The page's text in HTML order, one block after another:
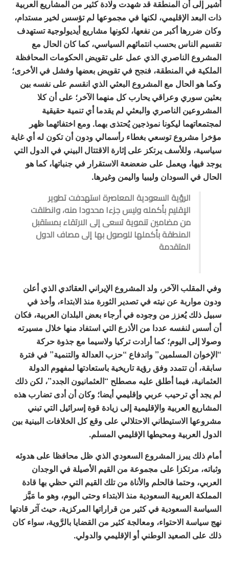
أشير إلى أن المنطقة قد شهدت ولادة كثير من المشاريع العربية
ذات البعد الإقليمي، لكنها في مجموعها لم تؤسس لخير مستدام،
وكان ضررها أكبر من نفعها، لكونها مشاريع أيديولوجية تستهدف
تقسيم الناس بحسب انتمائهم السياسي، كما كان الحال مع
المشروع الناصري الذي عمل على تقويض الحكومات المحافظة
الملكية في المنطقة، فنجح في تقويض بعضها وفشل في الأخرى؛
وكما هو الحال مع المشروع البعثي الذي انقسم على نفسه بين
بعثين سوري وعراقي يحارب كل منهما الآخر؛ على أن كلا
المشروعين الناصري والبعثي لم يقدما أي تنمية حقيقية
لمجتمعاتهما ليكونا نموذجين يُحتذى بهما. ومع اختفائهما ظهر
مؤخرا مشروع توسعي بغطاء رأسمالي ودون أن تكون له أي غاية
سياسية، وللأسف يرتكز على إثارة الاقتتال البيني في الدول التي
يوجد فيها، ويعمل على ضعضعة الاستقرار في جنباتها، كما هو
الحال في السودان وليبيا واليمن وغيرها.
الرؤية السعودية المعاصرة استهدفت تطوير
الإقليم بأكمله وليس جزءا محدودا منه، وانطلقت
من مضامين تنموية تسعى إلى الارتقاء بمستقبل
المنطقة بأكملها للوصول بها إلى مصاف الدول
المتقدمة
وفي المقلب الآخر، ولد المشروع الإيراني العقائدي الذي أعلن
ودون مواربة عن نيته في تصدير الثورة منذ الابتداء، وأخذ في
سبيل ذلك يُعزز من وجوده في أرجاء بعض البلدان العربية، فكان
أن أسس لنفسه عددا من الأذرع التي استفاد منها خلال مسيرته
وصولا إلى اليوم؛ كما أرادت تركيا ولاسيما مع جذوة حركة
“الإخوان المسلمين” واندفاع “حزب العدالة والتنمية” في فترة
سابقة، أن تتمدد وفق رؤية تاريخية باستعادتها لمفهوم الدولة
العثمانية، فيما أطلق عليه مصطلح “العثمانيون الجدد”، لكن ذلك
لم يجد أي ترحيب عربي وإقليمي أيضا؛ وكان أن أدى تضارب هذه
المشاريع العربية والإقليمية إلى زيادة قوة إسرائيل التي تبني
مشروعها الاستيطاني الاحتلالي على وقع كل الخلافات البينية بين
الدول العربية ومحيطها الإقليمي المسلم.
أمام ذلك يبرز المشروع السعودي الذي ظل محافظا على هدوئه
وثباته، مرتكزا على مجموعة من القيم الأصيلة في الوجدان
العربي، وحتما فالحلم والأناة من تلك القيم التي حظي بها قادة
المملكة العربية السعودية منذ الابتداء وحتى اليوم، وهو ما مَيَّز
السياسة السعودية في كثير من قراراتها المركزية، حيث آثر قادتها
نهج سياسة الاحتواء، ومعالجة كثير من القضايا بالرَّوية، سواء كان
ذلك على الصعيد الوطني أو الإقليمي والدولي.